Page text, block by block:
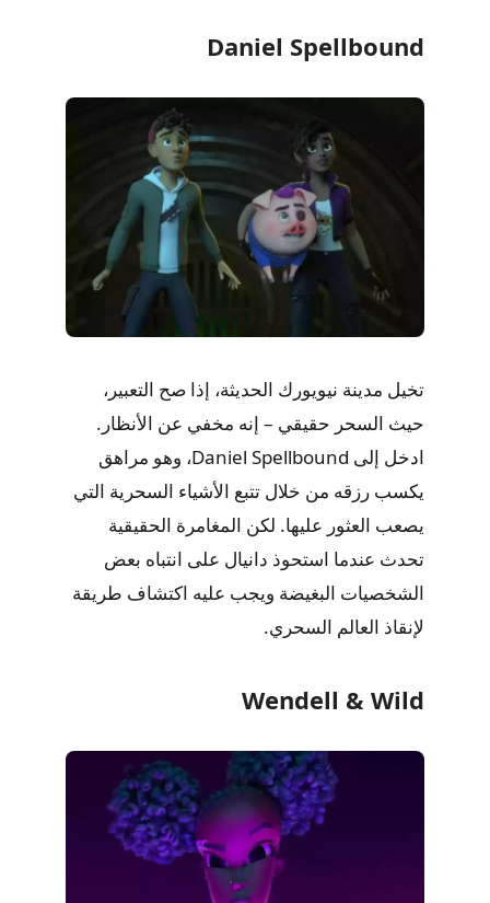
Daniel Spellbound
تخيل مدينة نيويورك الحديثة، إذا صح التعبير،
حيث السحر حقيقي – إنه مخفي عن الأنظار.
ادخل إلى Daniel Spellbound، وهو مراهق
يكسب رزقه من خلال تتبع الأشياء السحرية التي
يصعب العثور عليها. لكن المغامرة الحقيقية
تحدث عندما استحوذ دانيال على انتباه بعض
الشخصيات البغيضة ويجب عليه اكتشاف طريقة
لإنقاذ العالم السحري.
Wendell & Wild